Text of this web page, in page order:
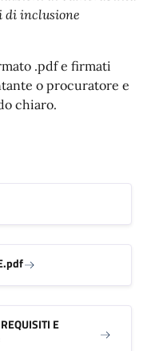
di inclusione
.pdf e firmati
o procuratore e
chiaro.
E